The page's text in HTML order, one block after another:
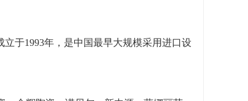
于1993年，是中国最早大规模采用进口设